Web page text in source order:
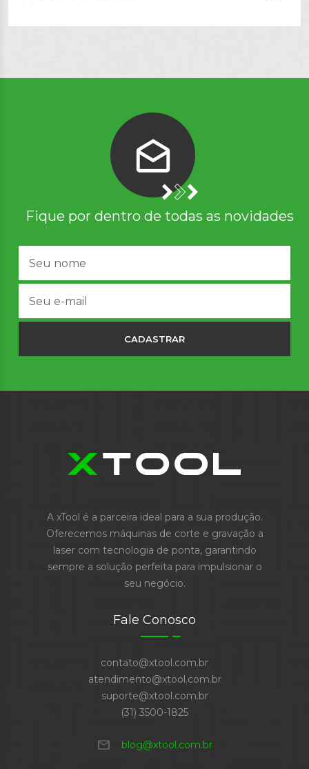
Fique por dentro de todas as novidades
CADASTRAR
A xTool é a parceira ideal para a sua produção.
Oferecemos máquinas de corte e gravação a
laser com tecnologia de ponta, garantindo
sempre a solução perfeita para impulsionar o
seu negócio.
Fale Conosco
contato@xtool.com.br
atendimento@xtool.com.br
suporte@xtool.com.br
(31) 3500-1825
mail blog@xtool.com.br